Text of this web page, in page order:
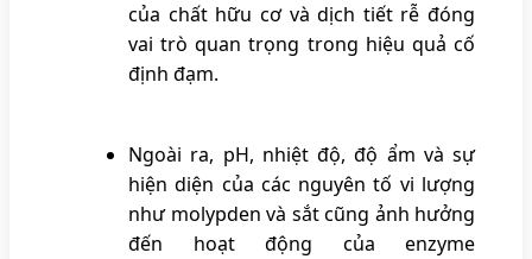
của chất hữu cơ và dịch tiết rễ đóng
vai trò quan trọng trong hiệu quả cố
định đạm.
Ngoài ra, pH, nhiệt độ, độ ẩm và sự
hiện diện của các nguyên tố vi lượng
như molypden và sắt cũng ảnh hưởng
đến hoạt động của enzyme